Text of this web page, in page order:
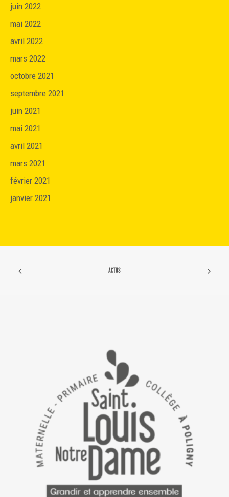
juin 2022
mai 2022
avril 2022
mars 2022
octobre 2021
septembre 2021
juin 2021
mai 2021
avril 2021
mars 2021
février 2021
janvier 2021
ACTUS